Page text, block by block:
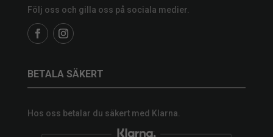
Följ oss och gilla oss på sociala medier.
BETALA SÄKERT
Hos oss betalar du säkert med Klarna.